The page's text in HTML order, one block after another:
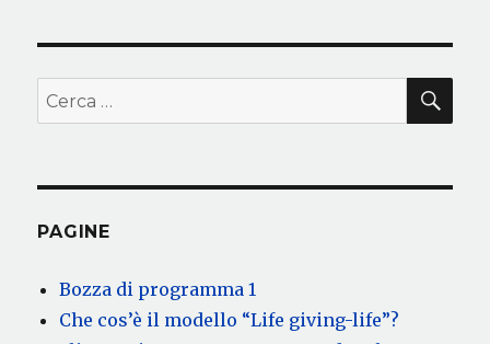
Cerca:
PAGINE
Bozza di programma 1
Che cos’è il modello “Life giving-life”?